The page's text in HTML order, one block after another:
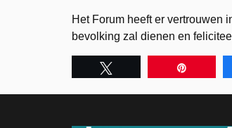
Het Forum heeft er vertrouwen
bevolking zal dienen en